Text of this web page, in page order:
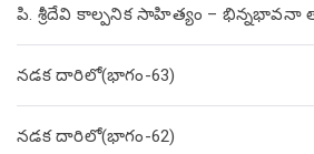
పి. శ్రీదేవి కాల్పనిక సాహిత్యం – భిన్నభావనా
నడక దారిలో(భాగం-63)
నడక దారిలో(భాగం-62)